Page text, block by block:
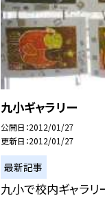
九小ギャラリー
公開日 2012/01/27
更新日 2012/01/27
最新記事
九小で校内ギャラ